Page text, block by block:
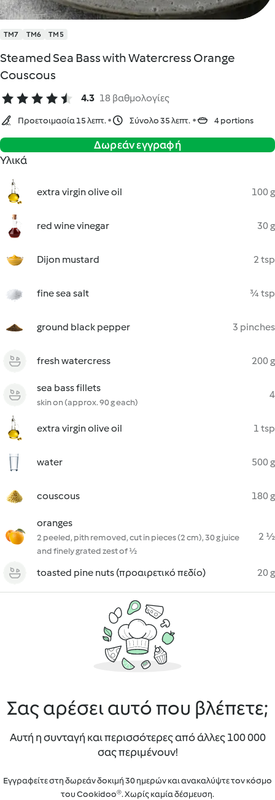
TM7 TM6 TM5
Steamed Sea Bass with Watercress Orange
Couscous
4.3 18 βαθμολογίες
Προετοιμασία 15 λεπτ. Σύνολο 35 λεπτ. 4 portions
Δωρεάν εγγραφή
Υλικά
extra virgin olive oil 100 g
red wine vinegar 30 g
Dijon mustard 2 tsp
fine sea salt ¾ tsp
ground black pepper 3 pinches
fresh watercress 200 g
sea bass fillets
skin on (approx. 90 g each)
4
extra virgin olive oil 1 tsp
water 500 g
couscous 180 g
oranges
2 peeled, pith removed, cut in pieces (2 cm), 30 g juice
and finely grated zest of ½
2 ½
toasted pine nuts (προαιρετικό πεδίο) 20 g
Σας αρέσει αυτό που βλέπετε;
Αυτή η συνταγή και περισσότερες από άλλες 100 000
σας περιμένουν!
Εγγραφείτε στη δωρεάν δοκιμή 30 ημερών και ανακαλύψτε τον κόσμο
του Cookidoo®. Χωρίς καμία δέσμευση.